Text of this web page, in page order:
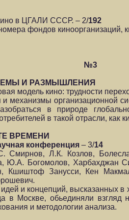
в ЦГАЛИ СССР. – 2/192
фондов киноорганизаций,
№3
И РАЗМЫШЛЕНИЯ
модель кино: трудности
механизмы организационной
в природе
в такой отрасли, как
ВРЕМЕНИ
конференция – 3/14
Смирнов, Л.К. Козлов,
Ю.А. Богомолов, Харбахджан
Кшиштоф Занусси, Кен
и концепций, высказанных
в Москве, обьединяли взгляд
и методологии анализа.